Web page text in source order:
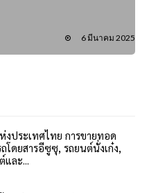
6 มีนาคม 2025
งประเทศไทย การขายทอด
โดยสารอีซูซุ, รถยนต์นั่งเก๋ง,
ละ...